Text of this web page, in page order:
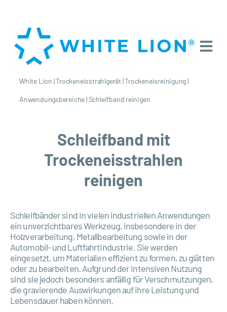
White Lion |Trockeneisstrahlgerät|Trockeneisreinigung|
Anwendungsbereiche|Schleifband reinigen
Schleifband mit
Trockeneisstrahlen
reinigen
Schleifbänder sind in vielen industriellen Anwendungen
ein unverzichtbares Werkzeug, insbesondere in der
Holzverarbeitung, Metallbearbeitung sowie in der
Automobil- und Luftfahrtindustrie. Sie werden
eingesetzt, um Materialien effizient zu formen, zu glätten
oder zu bearbeiten. Aufgrund der intensiven Nutzung
sind sie jedoch besonders anfällig für Verschmutzungen,
die gravierende Auswirkungen auf ihre Leistung und
Lebensdauer haben können.